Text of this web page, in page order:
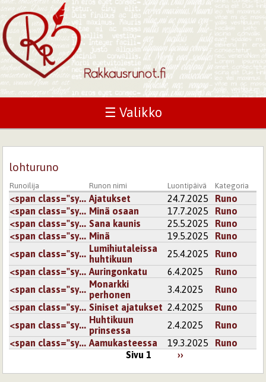
☰ Valikko
lohturuno
Runoilija Runon nimi Luontipäivä Kategoria
<span class="sy... Ajatukset 24.7.2025
Runo
<span class="sy... Minä osaan 17.7.2025
Runo
<span class="sy... Sana kaunis 25.5.2025
Runo
<span class="sy... Minä 19.5.2025
Runo
<span class="sy... Lumihiutaleissa
huhtikuun
25.4.2025
Runo
<span class="sy... Auringonkatu 6.4.2025
Runo
<span class="sy... Monarkki
perhonen
3.4.2025
Runo
<span class="sy... Siniset ajatukset 2.4.2025
Runo
<span class="sy... Huhtikuun
prinsessa
2.4.2025
Runo
<span class="sy... Aamukasteessa 19.3.2025
Runo
Sivu 1
››